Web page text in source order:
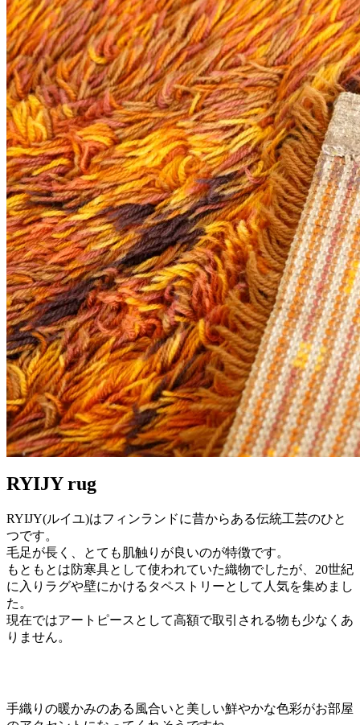
RYIJY rug
RYIJY(ルイユ)はフィンランドに昔からある伝統工芸のひと
つです。
毛足が長く、とても肌触りが良いのが特徴です。
もともとは防寒具として使われていた織物でしたが、20世紀
に入りラグや壁にかけるタペストリーとして人気を集めまし
た。
現在ではアートピースとして高額で取引される物も少なくあ
りません。
手織りの暖かみのある風合いと美しい鮮やかな色彩がお部屋